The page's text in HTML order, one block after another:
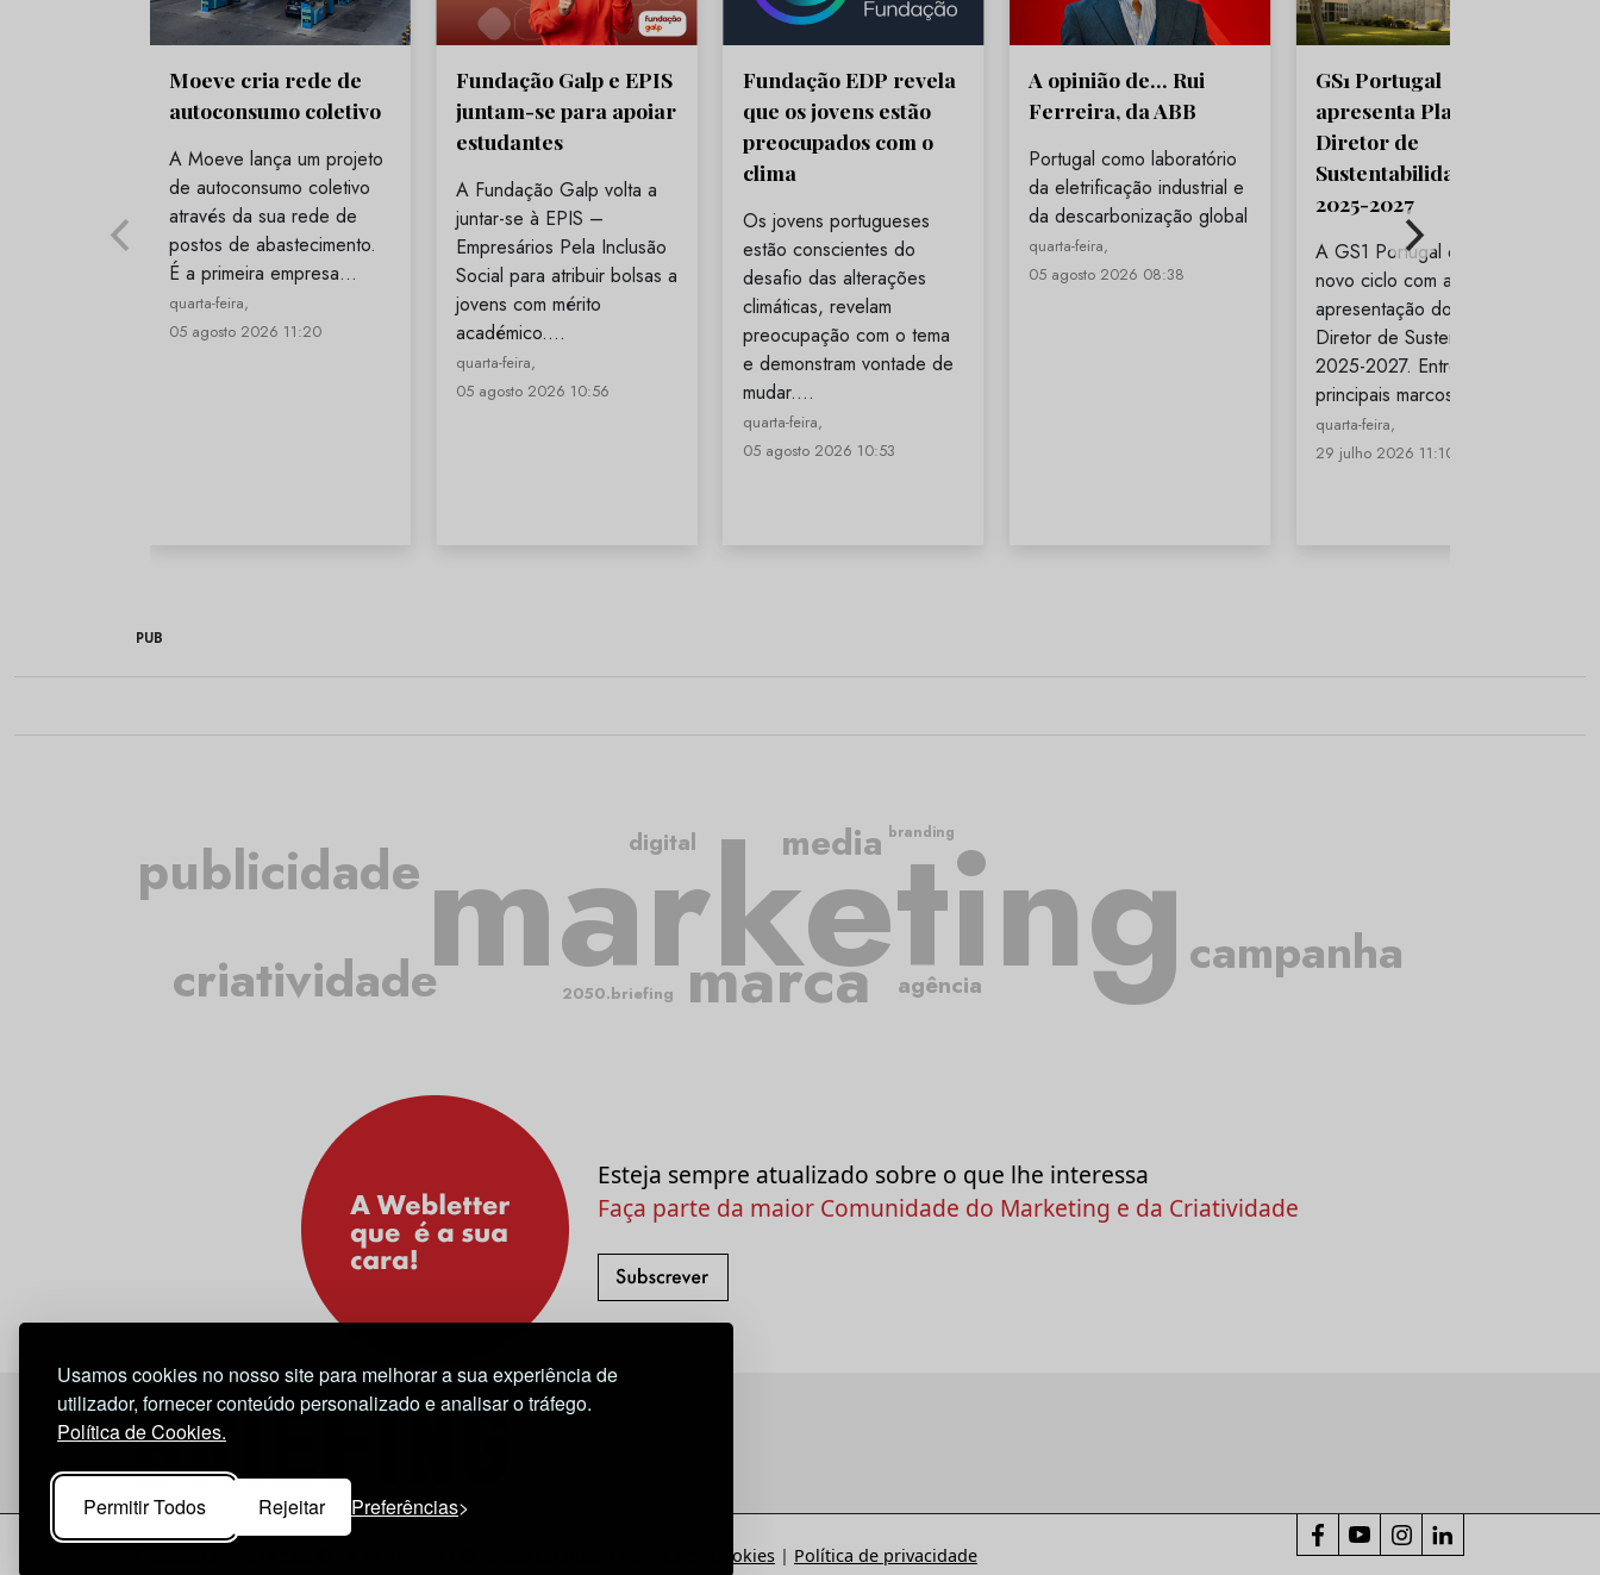
Usamos cookies no nosso site para melhorar a sua experiência de
utilizador, fornecer conteúdo personalizado e analisar o tráfego.
Política de Cookies.
Permitir Todos Rejeitar Preferências
Moeve cria rede de
autoconsumo coletivo
A Moeve lança um projeto
de autoconsumo coletivo
através da sua rede de
postos de abastecimento.
É a primeira empresa…
quarta-feira,
05 agosto 2026 11:20
Fundação Galp e EPIS
juntam-se para apoiar
estudantes
A Fundação Galp volta a
juntar-se à EPIS –
Empresários Pela Inclusão
Social para atribuir bolsas a
jovens com mérito
académico.…
quarta-feira,
05 agosto 2026 10:56
Fundação EDP revela
que os jovens estão
preocupados com o
clima
Os jovens portugueses
estão conscientes do
desafio das alterações
climáticas, revelam
preocupação com o tema
e demonstram vontade de
mudar.…
quarta-feira,
05 agosto 2026 10:53
A opinião de… Rui
Ferreira, da ABB
Portugal como laboratório
da eletrificação industrial e
da descarbonização global
quarta-feira,
05 agosto 2026 08:38
GS1 Portugal
apresenta Plano
Diretor de
Sustentabilidade para
2025-2027
A GS1 Portugal entra num
novo ciclo com a
apresentação do Plano
Diretor de Sustentabilidade
2025-2027. Entre os
principais marcos…
quarta-feira,
29 julho 2026 11:10
PUB
marketing
publicidade
marca
criatividade campanha
media
agência
digital
2050.briefing
branding
Esteja sempre atualizado sobre o que lhe interessa
Faça parte da maior Comunidade do Marketing e da Criatividade
Política de Cookies | Política de privacidade